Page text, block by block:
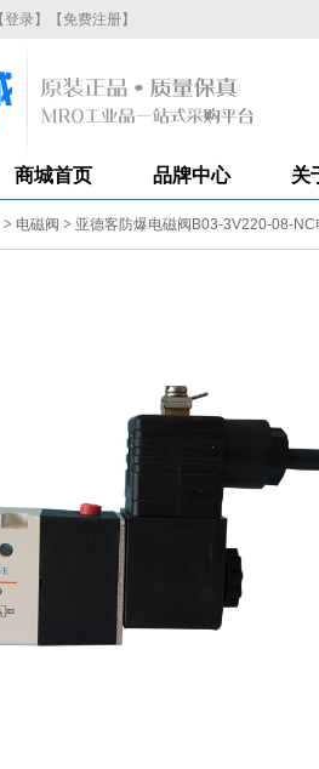
【登录】 【免费注册】
商城首页 品牌中心 关
> 电磁阀 > 亚德客防爆电磁阀B03-3V220-08-